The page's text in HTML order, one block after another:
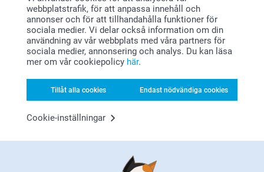
webbplatstrafik, för att anpassa innehåll och
annonser och för att tillhandahålla funktioner för
sociala medier. Vi delar också information om din
användning av vår webbplats med våra partners för
sociala medier, annonsering och analys. Du kan läsa
mer om vår cookiepolicy här.
Tillåt alla cookies Endast nödvändiga cookies
Cookie-inställningar
livet, och våra personliga flaskor tar vardaglig hydrering till
en ny nivå. Perfekta som skolvattenflaskor för elever eller
professionella följeslagare för kontorsarbetare, dessa
återanvändbara vattenflaskor eliminerar behovet av
engångsplast samtidigt som de håller dig ordentligt
hydrerad under din hektiska dag. Den praktiska storleken
ryggsäckar, vilket gör dem idealiska för daglig användning.
Oavsett om du pendlar, tränar eller helt enkelt arbetar
alltid har tillgång till perfekt tempererade drycker.